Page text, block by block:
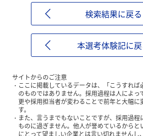
検索結果に戻る
本選考体験記に
サイトからのご注意
ここに掲載しているデータは、「こうすれ
のものではありません。採用過程は人によっ
更や採用担当者が変わることで前年と大幅に
す。
また、言うまでもないことですが、採用過
ものに過ぎません。他人が誉めているからと
にとって望ましい企業とは言い切れませんし